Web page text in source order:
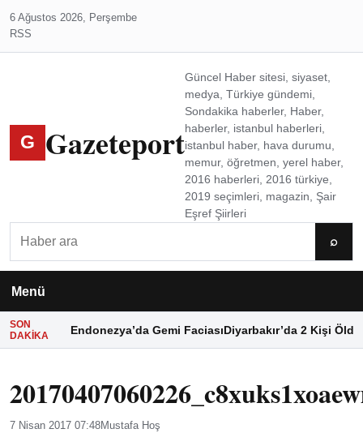
6 Ağustos 2026, Perşembe
RSS
G Gazeteport
Güncel Haber sitesi, siyaset,
medya, Türkiye gündemi,
Sondakika haberler, Haber,
haberler, istanbul haberleri,
istanbul haber, hava durumu,
memur, öğretmen, yerel haber,
2016 haberleri, 2016 türkiye,
2019 seçimleri, magazin, Şair
Eşref Şiirleri
⌕
Menü
SON
DAKIKA
Endonezya’da Gemi FaciasıDiyarbakır’da 2 Kişi Öldü
7 Nisan 2017 07:48Mustafa Hoş